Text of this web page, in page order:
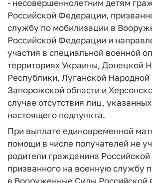
- несовершеннолетним детям
Российской Федерации,
службу по мобилизации в
Российской Федерации и
участия в специальной военной
территориях Украины, Донецкой
Республики, Луганской Народной
Запорожской области и
случае отсутствия лиц,
настоящего подпункта.
При выплате единовременной
помощи в числе получателей не
родители гражданина
призванного на военную службу
в Вооруженные Силы Российской